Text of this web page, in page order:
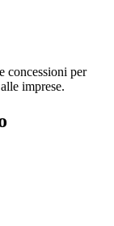
concessioni per
imprese.